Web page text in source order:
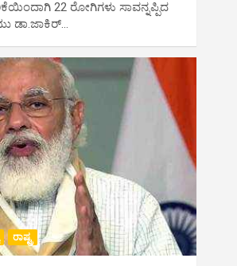
22 ರೋಗಿಗಳು ಸಾವನ್ನಪ್ಪಿದ
ಡಾ.ಜಾಕಿರ್…
ರಾಷ್ಟ್ರ